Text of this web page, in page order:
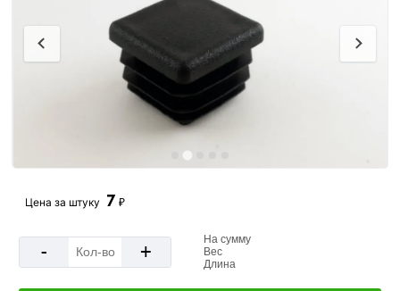
Цена за штуку 7 ₽
- +
На сумму
Вес
Длина